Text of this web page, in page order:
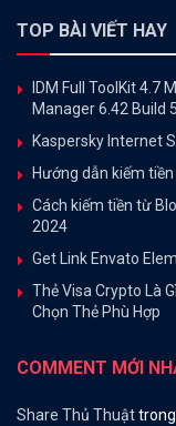
TOP BÀI VIẾT HAY
IDM Full ToolKit 4.7
Manager 6.42 Build
Kaspersky Internet
Hướng dẫn kiếm
Cách kiếm tiền từ
2024
Get Link Envato
Thẻ Visa Crypto Là
Chọn Thẻ Phù Hợp
COMMENT MỚI
Share Thủ Thuậttrong